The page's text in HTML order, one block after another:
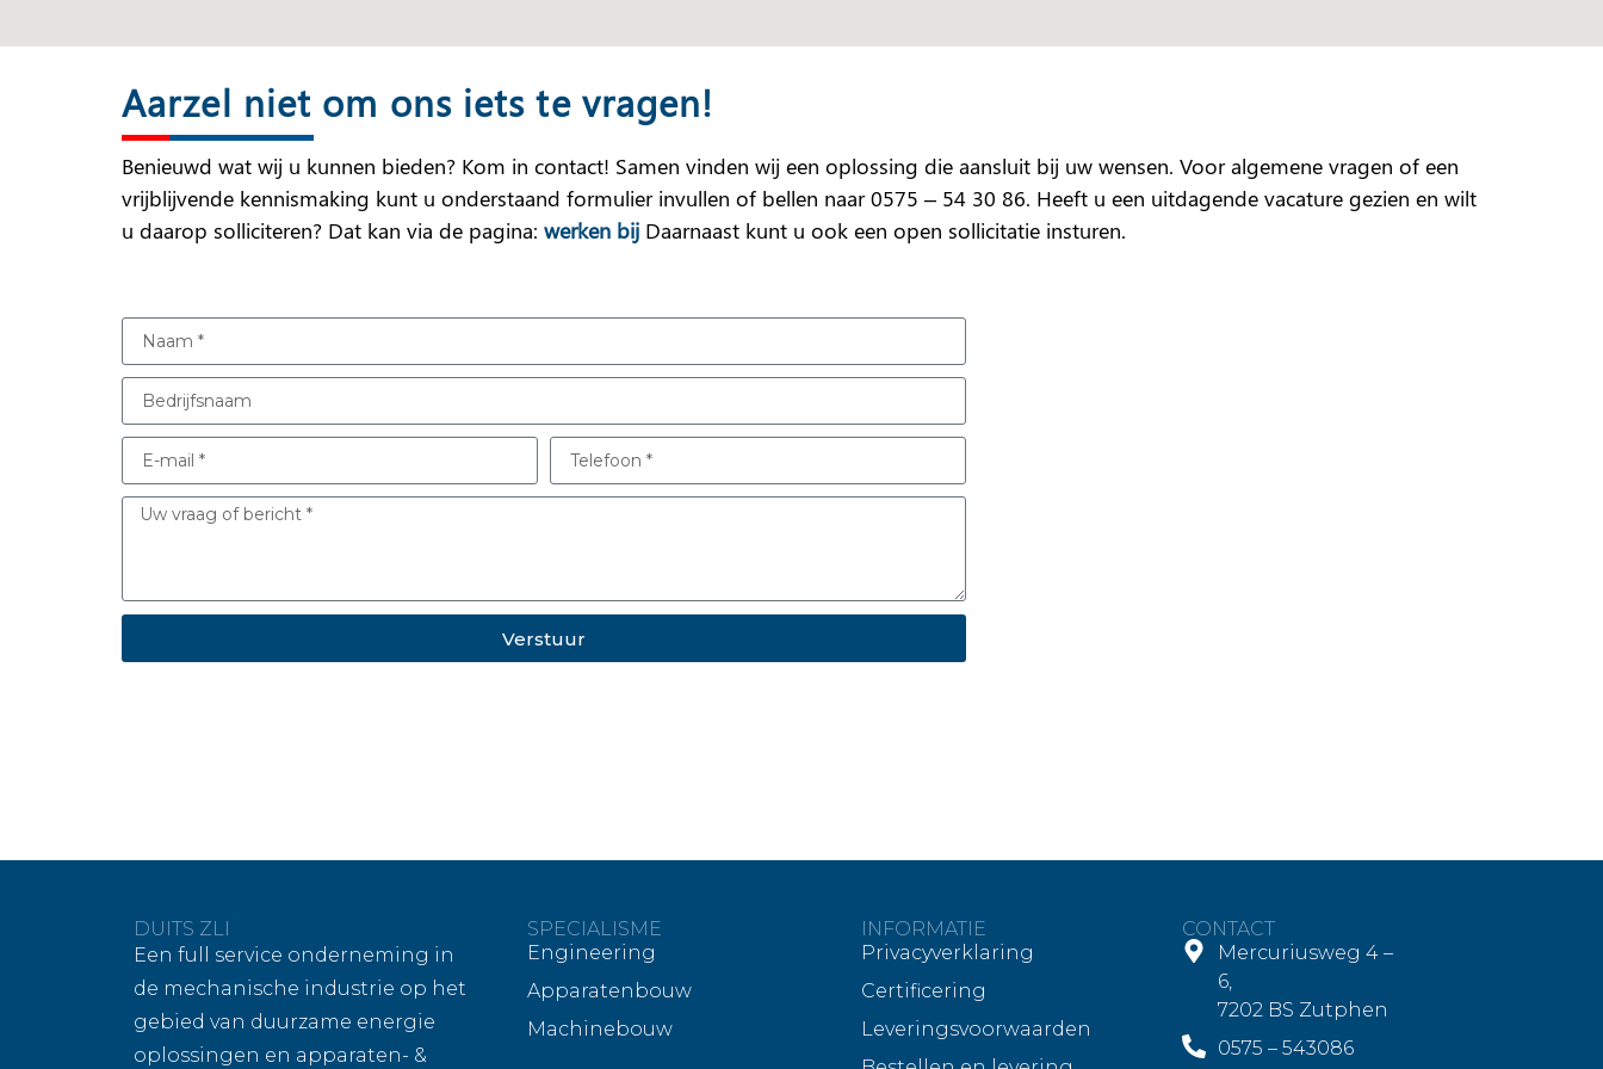
Aarzel niet om ons iets te vragen!
Benieuwd wat wij u kunnen bieden? Kom in contact! Samen vinden wij een oplossing die aansluit bij uw wensen. Voor algemene vragen of een
vrijblijvende kennismaking kunt u onderstaand formulier invullen of bellen naar 0575 – 54 30 86. Heeft u een uitdagende vacature gezien en wilt
u daarop solliciteren? Dat kan via de pagina: werken bij Daarnaast kunt u ook een open sollicitatie insturen.
Verstuur
DUITS ZLI
Een full service onderneming in
de mechanische industrie op het
gebied van duurzame energie
oplossingen en apparaten- &
SPECIALISME
Engineering
Apparatenbouw
Machinebouw
INFORMATIE
Privacyverklaring
Certificering
Leveringsvoorwaarden
CONTACT
Mercuriusweg 4 –
6,
7202 BS Zutphen
0575 – 543086